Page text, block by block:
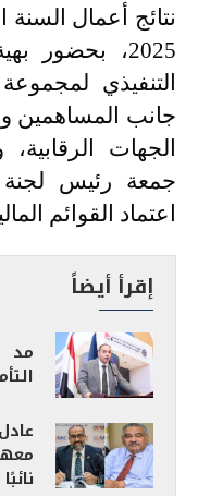
2025، بحضور
التنفيذي
جانب المساهمين
الجهات
جمعة رئيس لجنة
اعتماد القوائم
إقرأ أيضاً
مد
نائبًا